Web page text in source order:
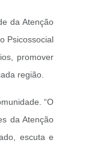
da Atenção
Psicossocial
promover
região.
“O
da Atenção
escuta e